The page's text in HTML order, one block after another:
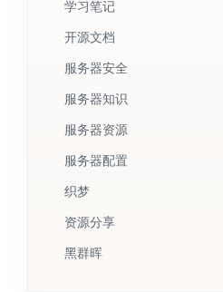
学习笔记
开源文档
服务器安全
服务器知识
服务器资源
服务器配置
织梦
资源分享
黑群晖